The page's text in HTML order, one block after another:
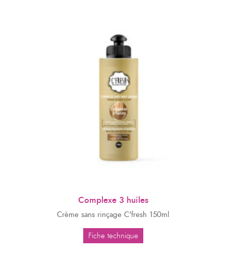
Complexe 3 huiles
Crème sans rinçage C'fresh 150ml
Fiche technique